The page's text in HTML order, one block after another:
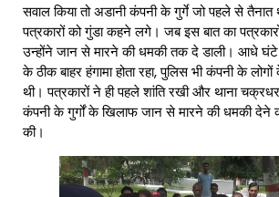
सवाल किया तो अडानी कंपनी के गुर्गे जो पहले से
पत्रकारों को गुंडा कहने लगे। जब इस बात का पत्रकारों
उन्होंने जान से मारने की धमकी तक दे डाली। आधे
के ठीक बाहर हंगामा होता रहा, पुलिस भी कंपनी के
थी। पत्रकारों ने ही पहले शांति रखी और थाना
कंपनी के गुर्गों के खिलाफ जान से मारने की धमकी देने
की।